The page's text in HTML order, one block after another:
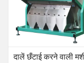
दालें छँटाई करने वाली